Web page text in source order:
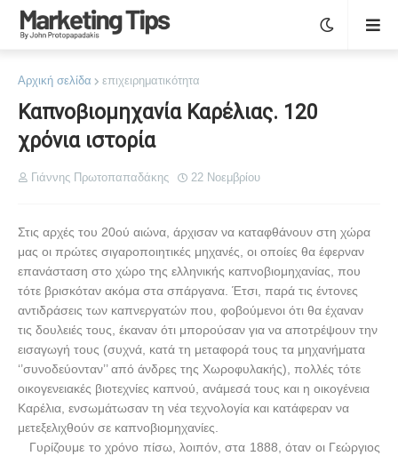
Αρχική σελίδα επιχειρηματικότητα
Καπνοβιομηχανία Καρέλιας. 120
χρόνια ιστορία
Γιάννης Πρωτοπαπαδάκης 22 Νοεμβρίου
Στις αρχές του 20ού αιώνα, άρχισαν να καταφθάνουν στη χώρα
μας οι πρώτες σιγαροποιητικές μηχανές, οι οποίες θα έφερναν
επανάσταση στο χώρο της ελληνικής καπνοβιομηχανίας, που
τότε βρισκόταν ακόμα στα σπάργανα. Έτσι, παρά τις έντονες
αντιδράσεις των καπνεργατών που, φοβούμενοι ότι θα έχαναν
τις δουλειές τους, έκαναν ότι μπορούσαν για να αποτρέψουν την
εισαγωγή τους (συχνά, κατά τη μεταφορά τους τα μηχανήματα
‘’συνοδεύονταν’’ από άνδρες της Χωροφυλακής), πολλές τότε
οικογενειακές βιοτεχνίες καπνού, ανάμεσά τους και η οικογένεια
Καρέλια, ενσωμάτωσαν τη νέα τεχνολογία και κατάφεραν να
μετεξελιχθούν σε καπνοβιομηχανίες.
Γυρίζουμε το χρόνο πίσω, λοιπόν, στα 1888, όταν οι Γεώργιος